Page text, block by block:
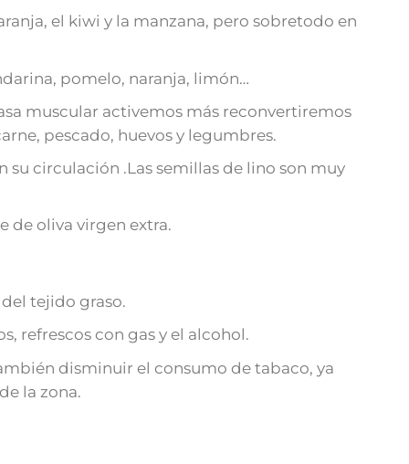
el kiwi y la manzana, pero sobretodo en
pomelo, naranja, limón…
muscular activemos más reconvertiremos
pescado, huevos y legumbres.
circulación .Las semillas de lino son muy
de oliva virgen extra.
tejido graso.
refrescos con gas y el alcohol.
disminuir el consumo de tabaco, ya
la zona.